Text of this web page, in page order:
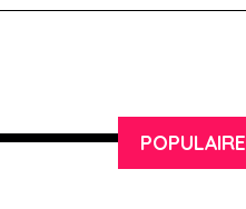
POPULAIRE